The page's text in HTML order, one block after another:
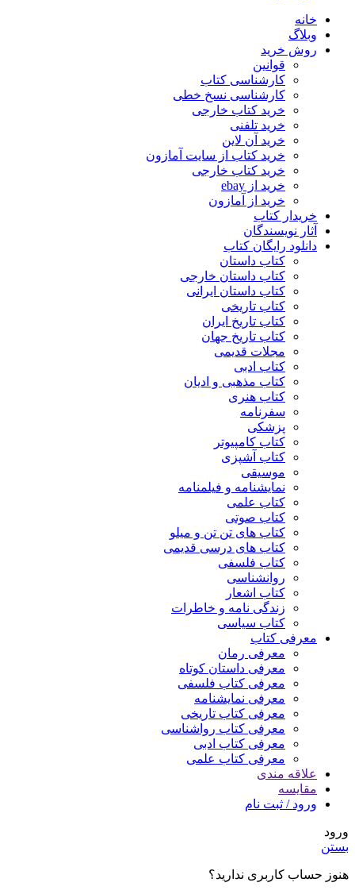
خانه
وبلاگ
روش خرید
قوانین
کارشناسی کتاب
کارشناسی نسخ خطی
خرید کتاب خارجی
خرید تلفنی
خرید آن لاین
خرید کتاب از سایت آمازون
خرید کتاب خارجی
خرید از ebay
خرید از آمازون
خریدار کتاب
آثار نویسندگان
دانلود رایگان کتاب
کتاب داستان
کتاب داستان خارجی
کتاب داستان ایرانی
کتاب تاریخی
کتاب تاریخ ایران
کتاب تاریخ جهان
مجلات قدیمی
کتاب ادبی
کتاب مذهبی و ادیان
کتاب هنری
سفرنامه
پزشکی
کتاب کامپیوتر
کتاب آشپزی
موسیقی
نمایشنامه و فیلمنامه
کتاب علمی
کتاب صوتی
کتاب های تن تن و میلو
کتاب های درسی قدیمی
کتاب فلسفی
روانشناسی
کتاب اشعار
زندگی نامه و خاطرات
کتاب سیاسی
معرفی کتاب
معرفی رمان
معرفی داستان کوتاه
معرفی کتاب فلسفی
معرفی نمایشنامه
معرفی کتاب تاریخی
معرفی کتاب رواشناسی
معرفی کتاب ادبی
معرفی کتاب علمی
علاقه مندی
مقایسه
ورود / ثبت نام
ورود
بستن
هنوز حساب کاربری ندارید؟